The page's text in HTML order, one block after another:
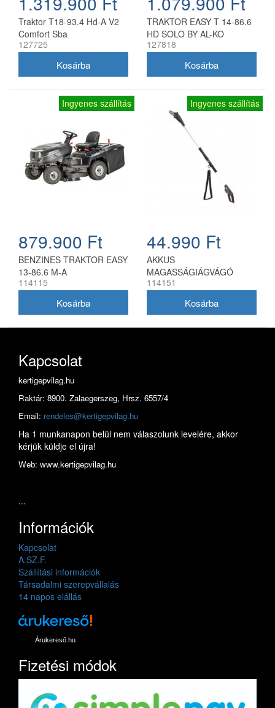
Traktor T18-93.4 Hd-A V2
Comfort Sba
127725
TRAKTOR EASY T 14-86.6
HD SOLO BY AL-KO
127818
Ingyenes szállítás
879.900 Ft
BENZINES TRAKTOR EASY
13-86.6 M-A
114115
Ingyenes szállítás
44.990 Ft
AKKUS
MAGASSÁGIÁGVÁGÓ
CSAD 1820 18V
114151
Kapcsolat
kertigepvilag.hu
Raktár: 8900. Zalaegerszeg, Hrsz. 6557/4
Email: rendeles@kertigepvilag.hu
Ha 1 munkanapon belül nem válaszolunk levelére, akkor
kérjük küldje el újra!
Web: www.kertigepvilag.hu
...
Információk
Kapcsolat
A.SZ.F.
Szállítási információk
Társadalmi szerepvállalás
14 napos elállás
Árukereső.hu
Fizetési módok